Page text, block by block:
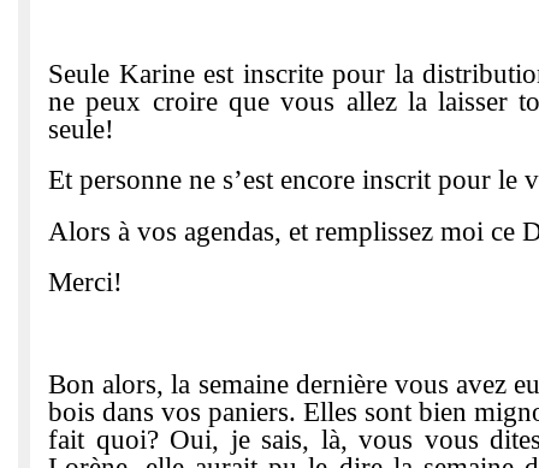
Seule Karine est inscrite pour la
ne peux croire que vous allez la laisser
seule!
Et personne ne s’est encore inscrit pour le
Alors à vos agendas, et remplissez moi ce
Merci!
Bon alors, la semaine dernière vous avez
bois dans vos paniers. Elles sont bien
fait quoi? Oui, je sais, là, vous vous